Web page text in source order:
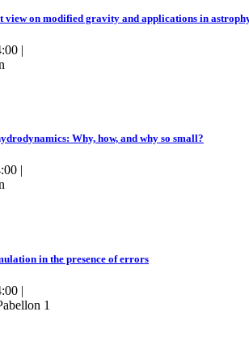
view on modified gravity and applications in
|
Why, how, and why so small?
|
in the presence of errors
|
1